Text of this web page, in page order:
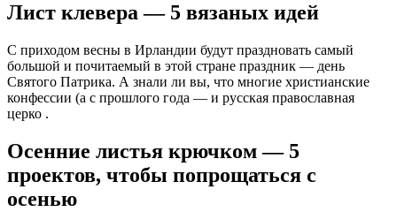
Лист клевера — 5 вязаных идей
С приходом весны в Ирландии будут праздновать самый
большой и почитаемый в этой стране праздник — день
Святого Патрика. А знали ли вы, что многие христианские
конфессии (а с прошлого года — и русская православная
церко .
Осенние листья крючком — 5
проектов, чтобы попрощаться с
осенью